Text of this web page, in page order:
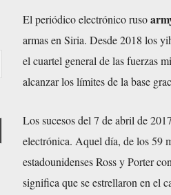
El periódico electrónico ruso
armas en Siria. Desde 2018 los
el cuartel general de las fuerzas
alcanzar los límites de la base
Los sucesos del 7 de abril de
electrónica. Aquel día, de los 59
estadounidenses Ross y Porter
significa que se estrellaron en el